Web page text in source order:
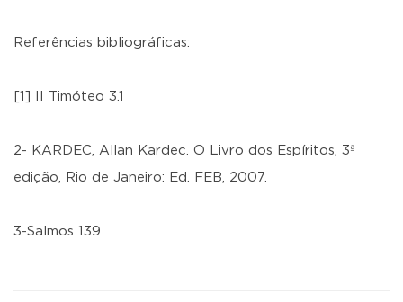
Referências bibliográficas:
[1] II Timóteo 3.1
2- KARDEC, Allan Kardec. O Livro dos Espíritos, 3ª
edição, Rio de Janeiro: Ed. FEB, 2007.
3-Salmos 139